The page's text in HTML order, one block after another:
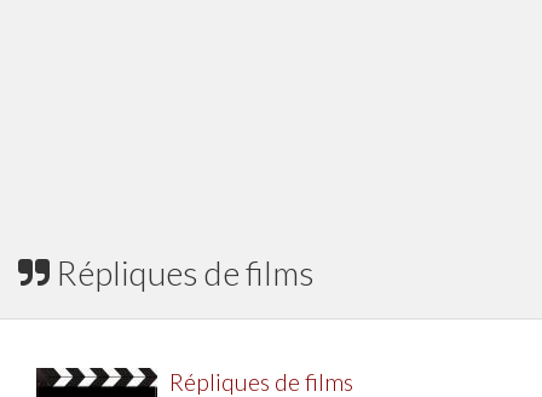
Répliques de films
Répliques de films